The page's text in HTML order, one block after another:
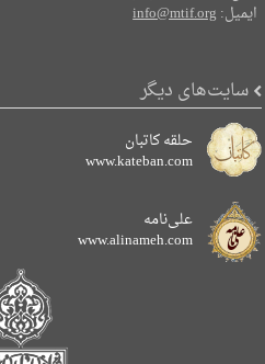
ایمیل:info@mtif.org
سایت‌های دیگر
حلقه کاتبان
www.kateban.com
علی‌نامه
www.alinameh.com